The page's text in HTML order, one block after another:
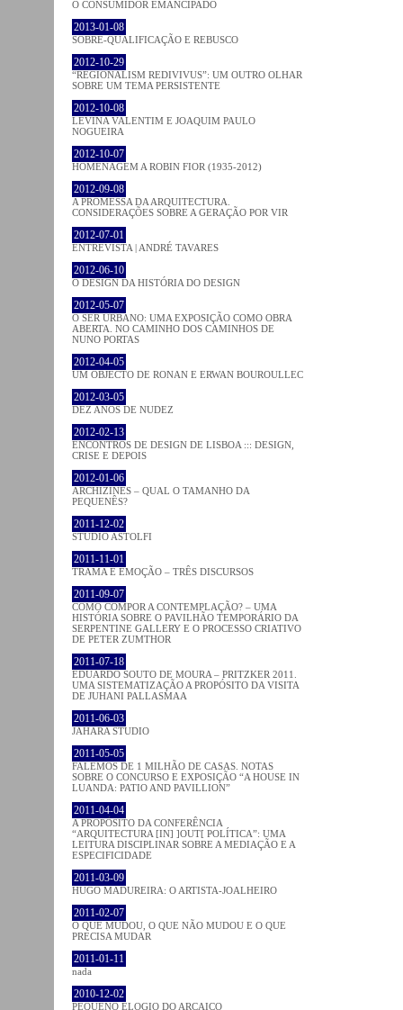
O CONSUMIDOR EMANCIPADO
2013-01-08
SOBRE-QUALIFICAÇÃO E REBUSCO
2012-10-29
“REGIONALISM REDIVIVUS”: UM OUTRO OLHAR
SOBRE UM TEMA PERSISTENTE
2012-10-08
LEVINA VALENTIM E JOAQUIM PAULO
NOGUEIRA
2012-10-07
HOMENAGEM A ROBIN FIOR (1935-2012)
2012-09-08
A PROMESSA DA ARQUITECTURA.
CONSIDERAÇÕES SOBRE A GERAÇÃO POR VIR
2012-07-01
ENTREVISTA | ANDRÉ TAVARES
2012-06-10
O DESIGN DA HISTÓRIA DO DESIGN
2012-05-07
O SER URBANO: UMA EXPOSIÇÃO COMO OBRA
ABERTA. NO CAMINHO DOS CAMINHOS DE
NUNO PORTAS
2012-04-05
UM OBJECTO DE RONAN E ERWAN BOUROULLEC
2012-03-05
DEZ ANOS DE NUDEZ
2012-02-13
ENCONTROS DE DESIGN DE LISBOA ::: DESIGN,
CRISE E DEPOIS
2012-01-06
ARCHIZINES – QUAL O TAMANHO DA
PEQUENÊS?
2011-12-02
STUDIO ASTOLFI
2011-11-01
TRAMA E EMOÇÃO – TRÊS DISCURSOS
2011-09-07
COMO COMPOR A CONTEMPLAÇÃO? – UMA
HISTÓRIA SOBRE O PAVILHÃO TEMPORÁRIO DA
SERPENTINE GALLERY E O PROCESSO CRIATIVO
DE PETER ZUMTHOR
2011-07-18
EDUARDO SOUTO DE MOURA – PRITZKER 2011.
UMA SISTEMATIZAÇÃO A PROPÓSITO DA VISITA
DE JUHANI PALLASMAA
2011-06-03
JAHARA STUDIO
2011-05-05
FALEMOS DE 1 MILHÃO DE CASAS. NOTAS
SOBRE O CONCURSO E EXPOSIÇÃO “A HOUSE IN
LUANDA: PATIO AND PAVILLION”
2011-04-04
A PROPÓSITO DA CONFERÊNCIA
“ARQUITECTURA [IN] ]OUT[ POLÍTICA”: UMA
LEITURA DISCIPLINAR SOBRE A MEDIAÇÃO E A
ESPECIFICIDADE
2011-03-09
HUGO MADUREIRA: O ARTISTA-JOALHEIRO
2011-02-07
O QUE MUDOU, O QUE NÃO MUDOU E O QUE
PRECISA MUDAR
2011-01-11
nada
2010-12-02
PEQUENO ELOGIO DO ARCAICO